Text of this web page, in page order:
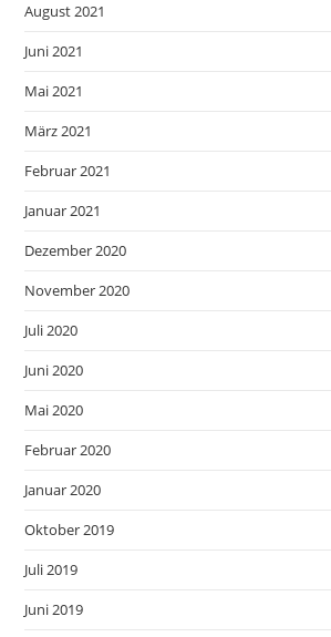
August 2021
Juni 2021
Mai 2021
März 2021
Februar 2021
Januar 2021
Dezember 2020
November 2020
Juli 2020
Juni 2020
Mai 2020
Februar 2020
Januar 2020
Oktober 2019
Juli 2019
Juni 2019